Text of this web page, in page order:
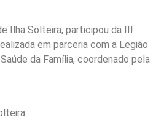
Ilha Solteira, participou da III
em parceria com a Legião
da Família, coordenado pela